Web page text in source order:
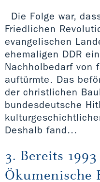
Die Folge war,
Friedlichen
evangelischen
ehemaligen DDR
Nachholbedarf von
auftürmte. Das
der christlichen
bundesdeutsche
Deshalb fand...
3. Bereits
Ökumenische